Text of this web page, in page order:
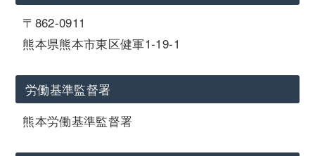
〒862-0911
熊本県熊本市東区健軍1-19-1
労働基準監督署
熊本労働基準監督署